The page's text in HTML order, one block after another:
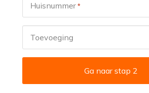
Huisnummer *
Toevoeging